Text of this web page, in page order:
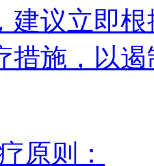
建议立即
措施，以